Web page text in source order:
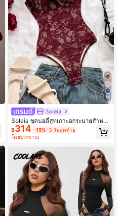
14
Soleia
Soleia ชุดบอดี้สูทเกาะอกระบายสำหรับ
ผู้หญิง, เหมาะสำหรับวันหยุดพักผ่อน, ป
าร์ตี้, จิบชายามบ่าย, เทศกาลดนตรี, ชา
฿314 -15% 3 วันสุดท้าย
โดยประมาณ